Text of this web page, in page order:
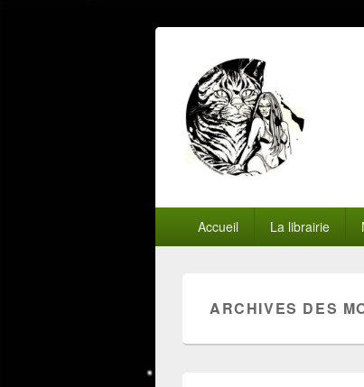
principalAccueil La librairie
ARCHIVES DES